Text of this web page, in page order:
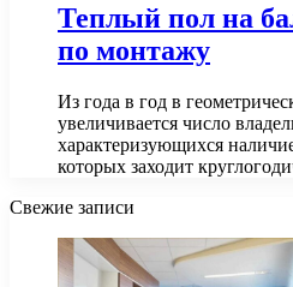
Теплый пол на
по монтажу
Из года в год в
увеличивается число
характеризующихся
которых заходит
Свежие записи